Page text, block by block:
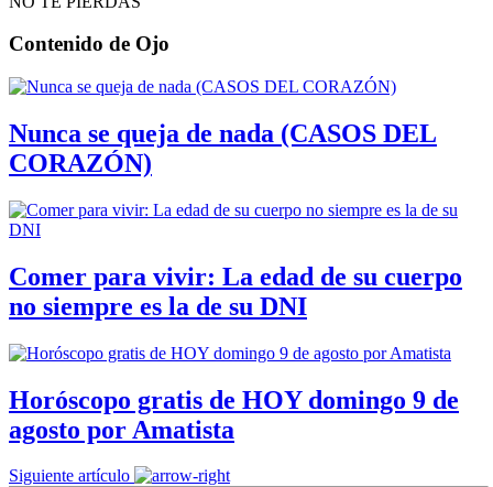
Contenido de Ojo
Nunca se queja de nada (CASOS DEL
CORAZÓN)
Comer para vivir: La edad de su cuerpo
no siempre es la de su DNI
Horóscopo gratis de HOY domingo 9 de
agosto por Amatista
Siguiente artículo